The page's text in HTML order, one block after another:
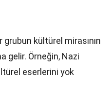
grubun kültürel mirasının
gelir. Örneğin, Nazi
eserlerini yok